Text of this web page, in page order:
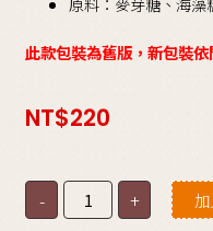
此款包裝為舊版，新包裝
NT$220
- +